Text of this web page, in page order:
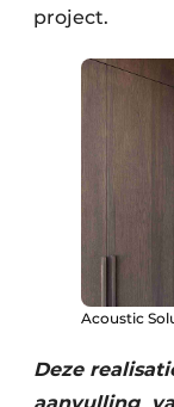
project.
Acoustic
Deze